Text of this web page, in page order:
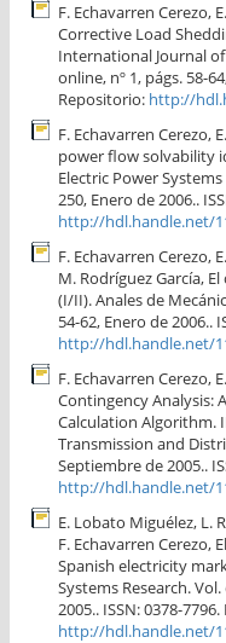
F. Echavarren Cerezo,
Corrective Load
International Journal
online, nº 1, págs. 58-
Repositorio: http://
F. Echavarren Cerezo,
power flow solvability
Electric Power
250, Enero de 2006..
http://hdl.handle.net/
F. Echavarren Cerezo,
M. Rodríguez García,
(I/II). Anales de
54-62, Enero de 2006..
http://hdl.handle.net/
F. Echavarren Cerezo,
Contingency Analysis:
Calculation Algorithm.
Transmission and
Septiembre de 2005..
http://hdl.handle.net/
E. Lobato Miguélez, L.
F. Echavarren
Spanish electricity
Systems Research.
2005.. ISSN: 0378-
http://hdl.handle.net/